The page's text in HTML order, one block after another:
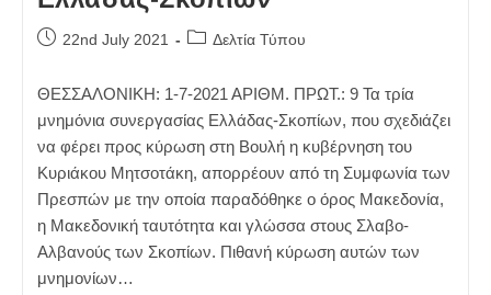
Post22nd July 2021
PostΔελτία Τύπου
ΘΕΣΣΑΛΟΝΙΚΗ: 1-7-2021 ΑΡΙΘΜ. ΠΡΩΤ.: 9 Τα τρία
μνημόνια συνεργασίας Ελλάδας-Σκοπίων, που σχεδιάζει
να φέρει προς κύρωση στη Βουλή η κυβέρνηση του
Κυριάκου Μητσοτάκη, απορρέουν από τη Συμφωνία των
Πρεσπών με την οποία παραδόθηκε ο όρος Μακεδονία,
η Μακεδονική ταυτότητα και γλώσσα στους Σλαβο-
Αλβανούς των Σκοπίων. Πιθανή κύρωση αυτών των
μνημονίων…